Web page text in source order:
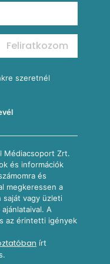
Feliratkozom
szeretnél
Médiacsoport Zrt.
és információk
és
megkeressen a
saját vagy üzleti
A
az érintetti igények
írt